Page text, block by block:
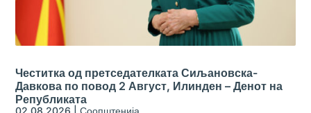
Честитка од претседателката Сиљановска-
Давкова по повод 2 Август, Илинден – Денот на
Републиката
02.08.2026 |Соопштенија